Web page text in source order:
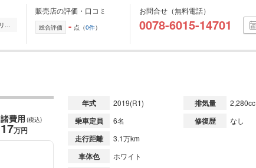
長野県諏訪市にある整備・カスタマイズに強いカーショップになります。 また7mまでリフトアップ可能な大型リフト完備で、特種用途自動車(トラック、キャンピングカー等)...
販売店の評価・口コミ
総合評価 - 点（0件）
お問合せ（無料電話）
0078-6015-14701
諸費用 (税込)
17万円
年式 2019(R1) 排気量 2,280cc
乗車定員 6名 修復歴 なし
走行距離 3.1万km
車体色 ホワイト